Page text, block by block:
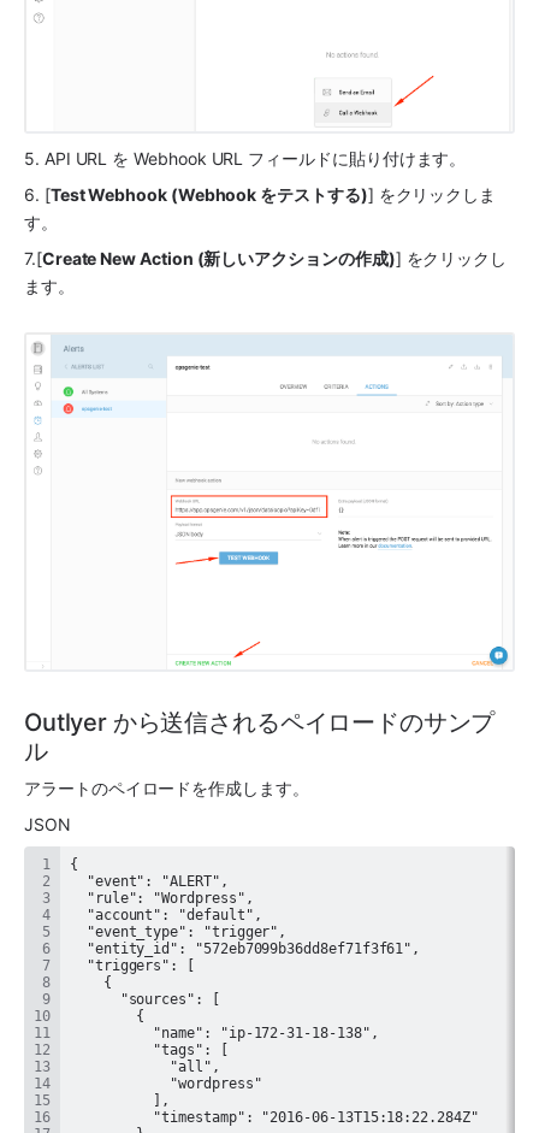
5. API URL を Webhook URL フィールドに貼り付けます。
6. [Test Webhook (Webhook をテストする)] をクリックしま
す。
7.[Create New Action (新しいアクションの作成)] をクリックし
ます。
Outlyer から送信されるペイロードのサンプ
ル
アラートのペイロードを作成します。
JSON